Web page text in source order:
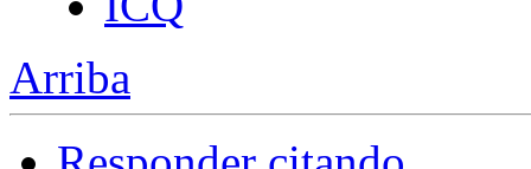
Arriba